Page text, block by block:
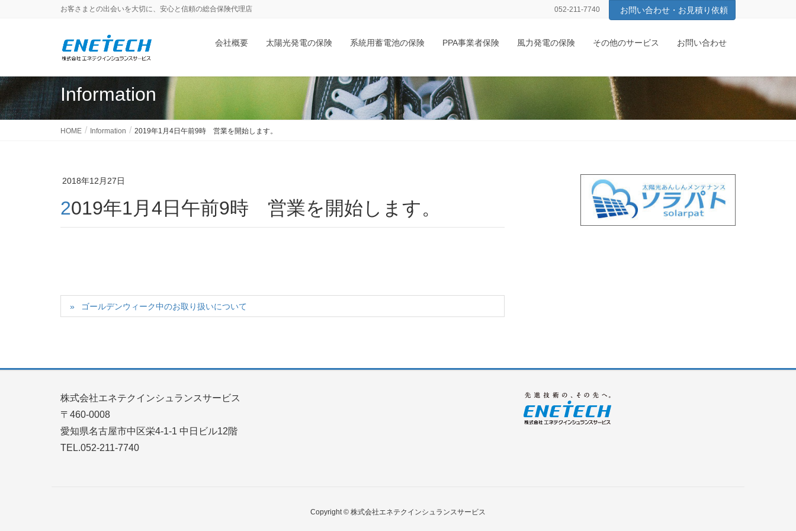
お客さまとの出会いを大切に、安心と信頼の総合保険代理店 052-211-7740 お問い合わせ・お見積り依頼
会社概要 太陽光発電の保険 系統用蓄電池の保険 PPA事業者保険 風力発電の保険 その他のサービス お問い合わせ
Information
HOME Information 2019年1月4日午前9時 営業を開始します。
2018年12月27日
2019年1月4日午前9時 営業を開始します。
ゴールデンウィーク中のお取り扱いについて
株式会社エネテクインシュランスサービス
〒460-0008
愛知県名古屋市中区栄4-1-1 中日ビル12階
TEL.052-211-7740
Copyright © 株式会社エネテクインシュランスサービス